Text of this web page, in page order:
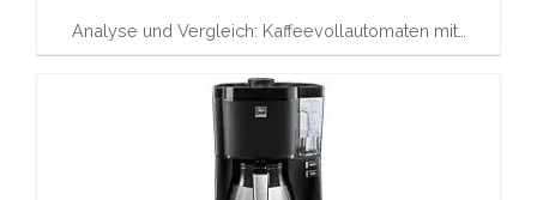
Analyse und Vergleich: Kaffeevollautomaten mit…